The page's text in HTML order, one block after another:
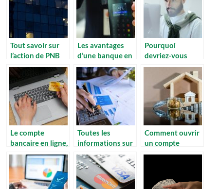
Tout savoir sur
l’action de PNB
Paribas
Les avantages
d’une banque en
ligne
Pourquoi
devriez-vous
ouvrir un compte
bancaire
professionnel
séparé ?
Le compte
bancaire en ligne,
une solution qui
améliore votre
vie financière
Toutes les
informations sur
le rachat de
credit
Comment ouvrir
un compte
bancaire ?